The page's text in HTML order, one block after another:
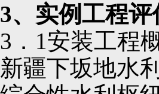
3、实例工程评
3．1安装工程
新疆下坂地水